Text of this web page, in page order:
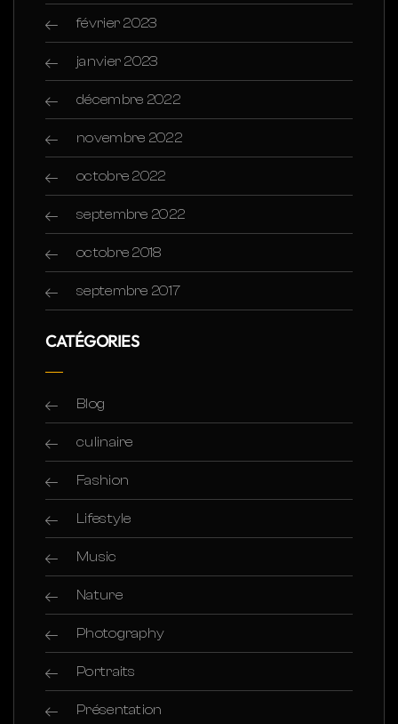
février 2023
janvier 2023
décembre 2022
novembre 2022
octobre 2022
septembre 2022
octobre 2018
septembre 2017
CATÉGORIES
Blog
culinaire
Fashion
Lifestyle
Music
Nature
Photography
Portraits
Présentation